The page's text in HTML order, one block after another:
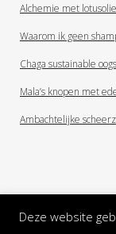
Alchemie met lotusolie
Waarom ik geen
Chaga sustainable
Mala’s knopen met
Ambachtelijke
Deze website